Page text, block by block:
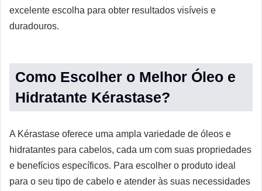
excelente escolha para obter resultados visíveis e
duradouros.
Como Escolher o Melhor Óleo e
Hidratante Kérastase?
A Kérastase oferece uma ampla variedade de óleos e
hidratantes para cabelos, cada um com suas propriedades
e benefícios específicos. Para escolher o produto ideal
para o seu tipo de cabelo e atender às suas necessidades